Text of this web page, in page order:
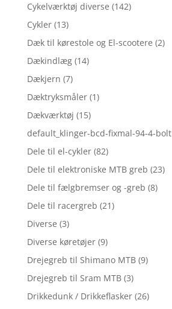
Cykelværktøj diverse (142)
Cykler (13)
Dæk til kørestole og El-scootere (2)
Dækindlæg (14)
Dækjern (7)
Dæktryksmåler (1)
Dækværktøj (15)
default_klinger-bcd-fixmal-94-4-bolt
Dele til el-cykler (82)
Dele til elektroniske MTB greb (23)
Dele til fælgbremser og -greb (8)
Dele til racergreb (21)
Diverse (3)
Diverse køretøjer (9)
Drejegreb til Shimano MTB (9)
Drejegreb til Sram MTB (3)
Drikkedunk / Drikkeflasker (26)